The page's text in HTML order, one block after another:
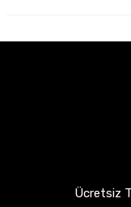
Ücretsiz